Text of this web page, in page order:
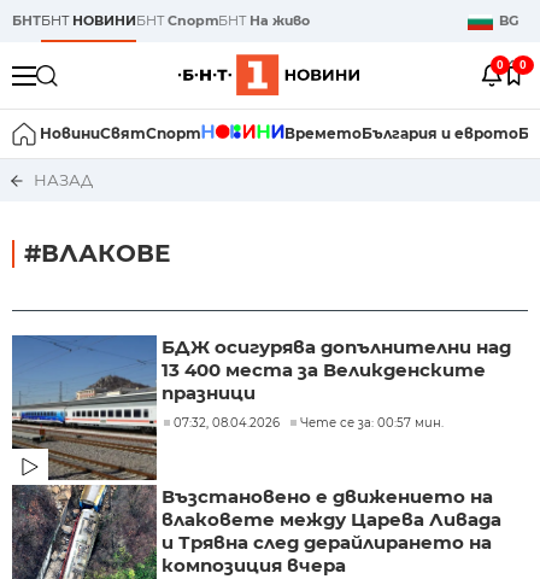
БНТБНТ НОВИНИБНТСпортБНТ На живо BG
0 0
НовиниСвятСпорт ВреметоБългария и еврото
НАЗАД
#ВЛАКОВЕ
БДЖ осигурява допълнителни над
13 400 места за Великденските
празници
07:32, 08.04.2026 Чете се за: 00:57 мин.
Възстановено е движението на
влаковете между Царева Ливада
и Трявна след дерайлирането на
композиция вчера